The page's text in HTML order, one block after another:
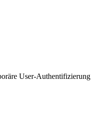
User-Authentifizierung